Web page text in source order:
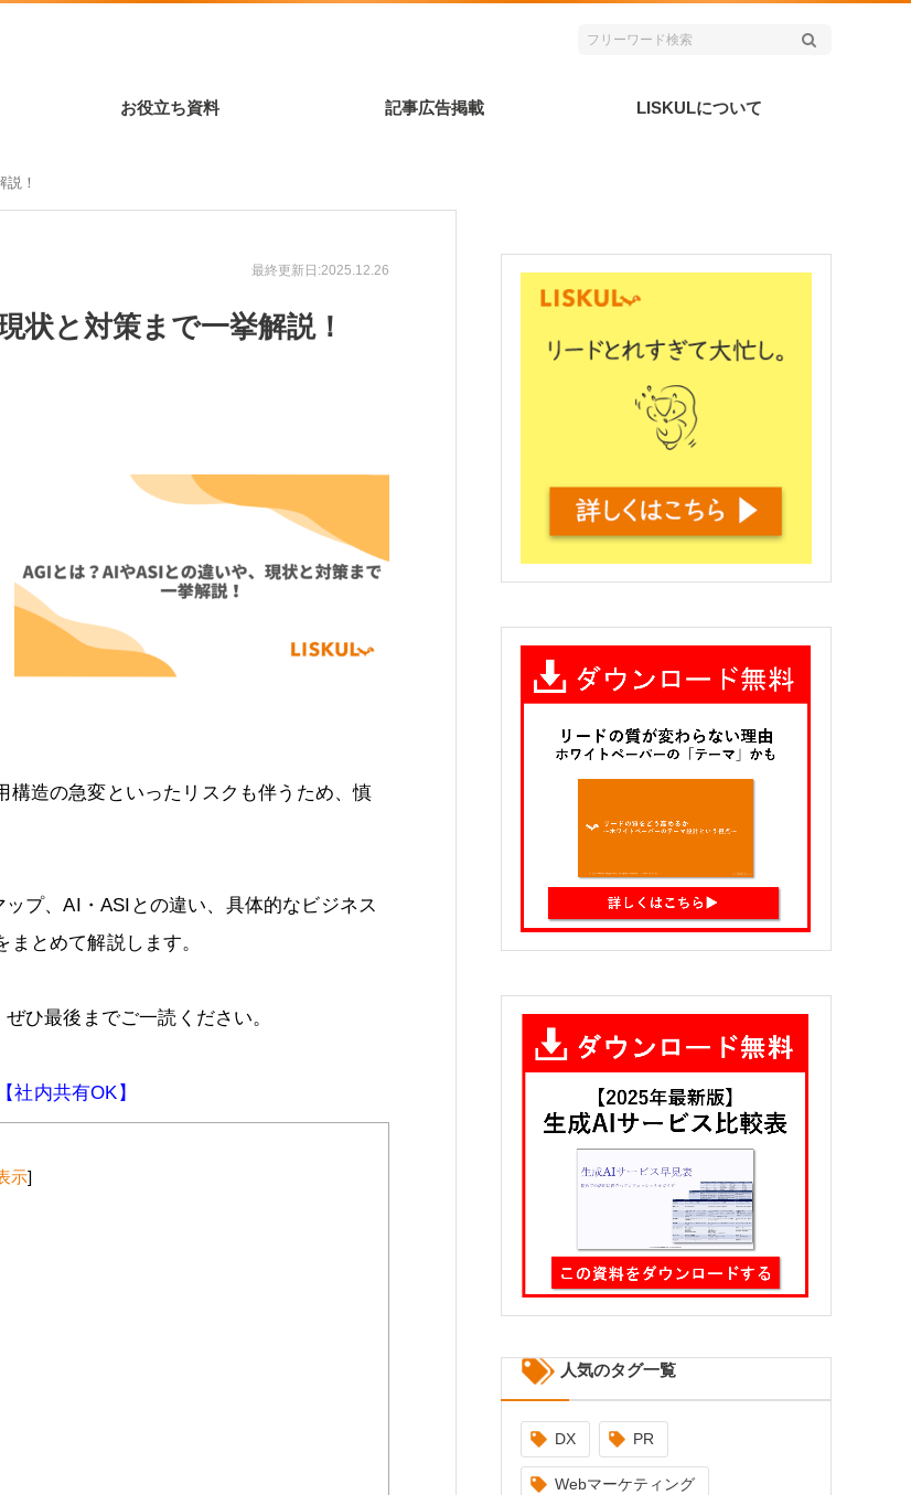
お役立ち資料 記事広告掲載 LISKULについて
！
最終更新日:2025.12.26
状と対策まで一挙解説！
造の急変といったリスクも伴うため、慎
プ、AI・ASIとの違い、具体的なビジネス
とめて解説します。
ひ最後までご一読ください。
社内共有OK】
示]
人気のタグ一覧
DX PR
Webマーケティング